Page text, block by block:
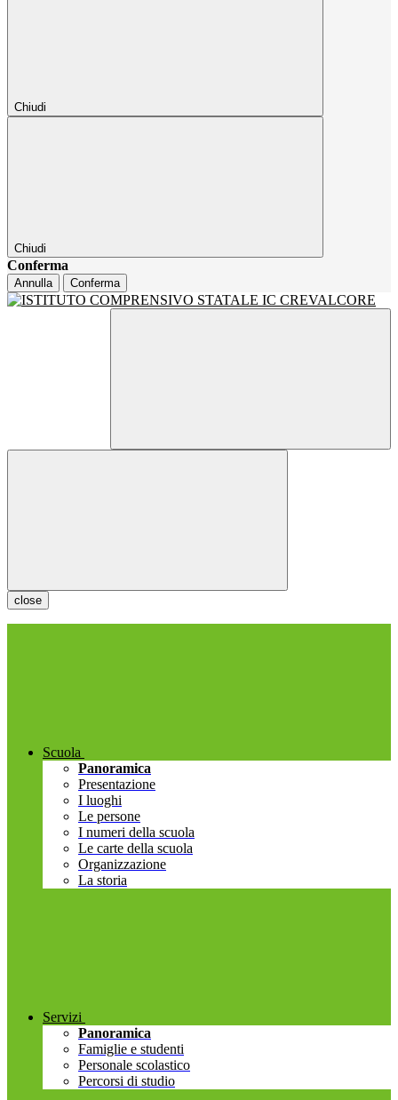
Chiudi
Chiudi
Conferma
Annulla Conferma
close
Scuola
Panoramica
Presentazione
I luoghi
Le persone
I numeri della scuola
Le carte della scuola
Organizzazione
La storia
Servizi
Panoramica
Famiglie e studenti
Personale scolastico
Percorsi di studio